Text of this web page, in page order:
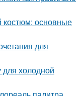
костюм: основные
для
для холодной